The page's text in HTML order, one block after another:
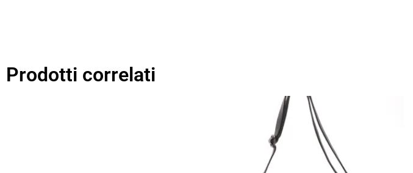
Prodotti correlati